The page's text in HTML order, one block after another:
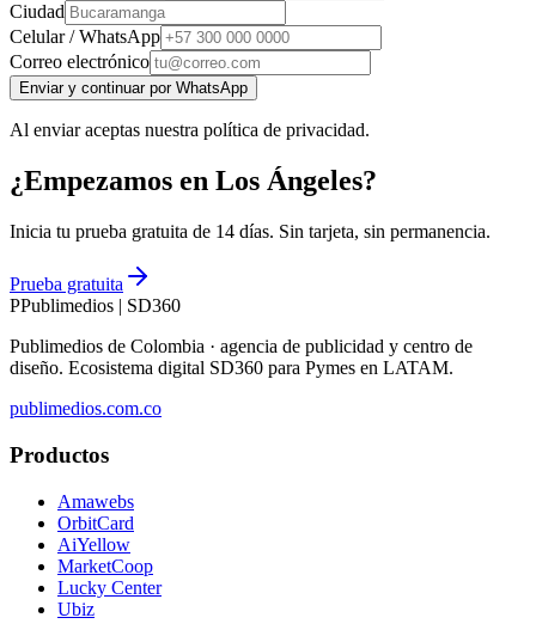
Ciudad
Celular / WhatsApp
Correo electrónico
Enviar y continuar por WhatsApp
Al enviar aceptas nuestra política de privacidad.
¿Empezamos en Los Ángeles?
Inicia tu prueba gratuita de 14 días. Sin tarjeta, sin permanencia.
Prueba gratuita
PPublimedios | SD360
Publimedios de Colombia · agencia de publicidad y centro de
diseño. Ecosistema digital SD360 para Pymes en LATAM.
publimedios.com.co
Productos
Amawebs
OrbitCard
AiYellow
MarketCoop
Lucky Center
Ubiz